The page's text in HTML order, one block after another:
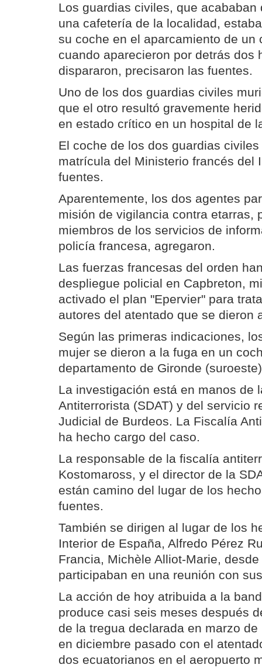
Los guardias civiles, que acababan
una cafetería de la localidad,
su coche en el aparcamiento de un
cuando aparecieron por detrás dos
dispararon, precisaron las fuentes.
Uno de los dos guardias civiles
que el otro resultó gravemente
en estado crítico en un hospital de
El coche de los dos guardias
matrícula del Ministerio francés del
fuentes.
Aparentemente, los dos agentes
misión de vigilancia contra etarras,
miembros de los servicios de
policía francesa, agregaron.
Las fuerzas francesas del orden
despliegue policial en Capbreton,
activado el plan "Epervier" para
autores del atentado que se dieron
Según las primeras indicaciones,
mujer se dieron a la fuga en un
departamento de Gironde
La investigación está en manos de
Antiterrorista (SDAT) y del servicio
Judicial de Burdeos. La Fiscalía
ha hecho cargo del caso.
La responsable de la fiscalía
Kostomaross, y el director de la
están camino del lugar de los
fuentes.
También se dirigen al lugar de los
Interior de España, Alfredo Pérez
Francia, Michèle Alliot-Marie,
participaban en una reunión con
La acción de hoy atribuida a la
produce casi seis meses después
de la tregua declarada en marzo
en diciembre pasado con el
dos ecuatorianos en el aeropuerto